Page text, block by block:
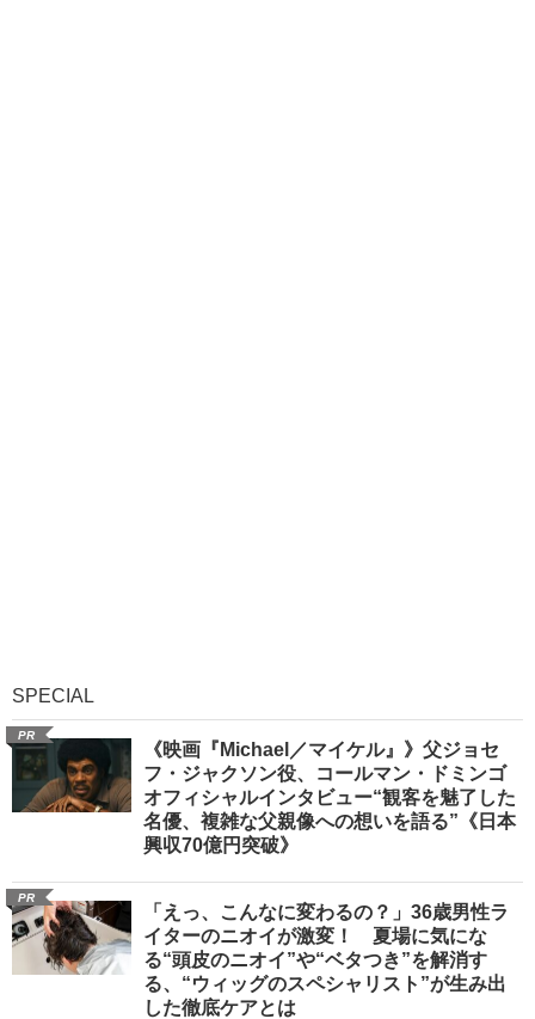
SPECIAL
PR
《映画『Michael／マイケル』》父ジョセ
フ・ジャクソン役、コールマン・ドミンゴ
オフィシャルインタビュー“観客を魅了した
名優、複雑な父親像への想いを語る”《日本
興収70億円突破》
PR
「えっ、こんなに変わるの？」36歳男性ラ
イターのニオイが激変！ 夏場に気にな
る“頭皮のニオイ”や“ベタつき”を解消す
る、“ウィッグのスペシャリスト”が生み出
した徹底ケアとは